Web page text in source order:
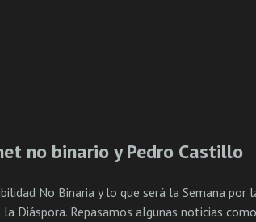
no binario y Pedro Castillo
No Binaria y lo que será la Semana por
Diáspora. Repasamos algunas noticias